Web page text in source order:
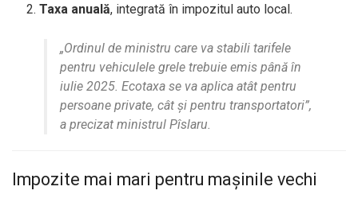
Taxa anuală, integrată în impozitul auto local.
„Ordinul de ministru care va stabili tarifele
pentru vehiculele grele trebuie emis până în
iulie 2025. Ecotaxa se va aplica atât pentru
persoane private, cât și pentru transportatori”,
a precizat ministrul Pîslaru.
Impozite mai mari pentru mașinile vechi